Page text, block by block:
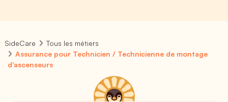
SideCare
Tous les métiers
Assurance pour Technicien / Technicienne de montage
d'ascenseurs